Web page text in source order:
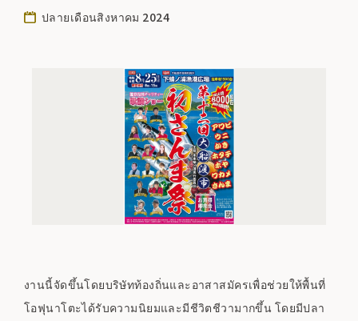
ปลายเดือนสิงหาคม 2024
งานนี้จัดขึ้นโดยบริษัทท้องถิ่นและอาสาสมัครเพื่อช่วยให้พื้นที่
โอฟุนาโตะได้รับความนิยมและมีชีวิตชีวามากขึ้น โดยมีปลา